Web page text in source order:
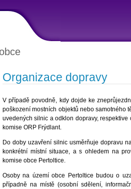
Organizace dopravy
V případě povodně, kdy dojde ke
poškození mostních objektů nebo samotného
uvedených silnic a odklon dopravy,
komise ORP Frýdlant.
Do doby uzavření silnic usměrňuje dopravu
konkrétní místní situace, a s ohledem na
komise obce Pertoltice.
Osoby na území obce Pertoltice budou o
případně na místě (osobní sdělení,